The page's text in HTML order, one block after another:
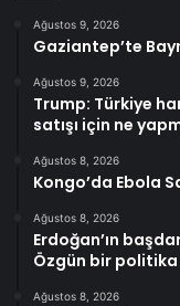
Ağustos 9, 2026
Gaziantep’te
Ağustos 9, 2026
Trump: Türkiye
satışı için ne
Ağustos 8, 2026
Kongo’da Ebola
Ağustos 8, 2026
Erdoğan’ın
Özgün bir
Ağustos 8, 2026